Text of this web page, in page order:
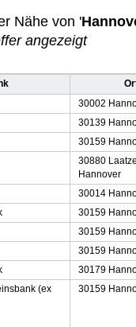
Nähe von '
angezeigt
30002
30139
30159
30880
Hannover
30014
30159
30159
30159
30179
(ex
30159